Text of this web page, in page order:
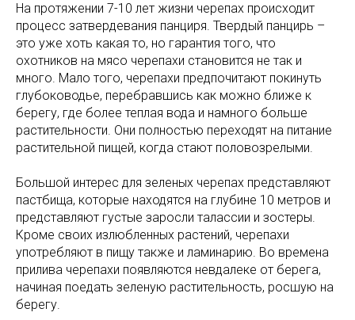
На протяжении 7-10 лет жизни черепах происходит
процесс затвердевания панциря. Твердый панцирь –
это уже хоть какая то, но гарантия того, что
охотников на мясо черепахи становится не так и
много. Мало того, черепахи предпочитают покинуть
глубоководье, перебравшись как можно ближе к
берегу, где более теплая вода и намного больше
растительности. Они полностью переходят на питание
растительной пищей, когда стают половозрелыми.
Большой интерес для зеленых черепах представляют
пастбища, которые находятся на глубине 10 метров и
представляют густые заросли талассии и зостеры.
Кроме своих излюбленных растений, черепахи
употребляют в пищу также и ламинарию. Во времена
прилива черепахи появляются невдалеке от берега,
начиная поедать зеленую растительность, росшую на
берегу.